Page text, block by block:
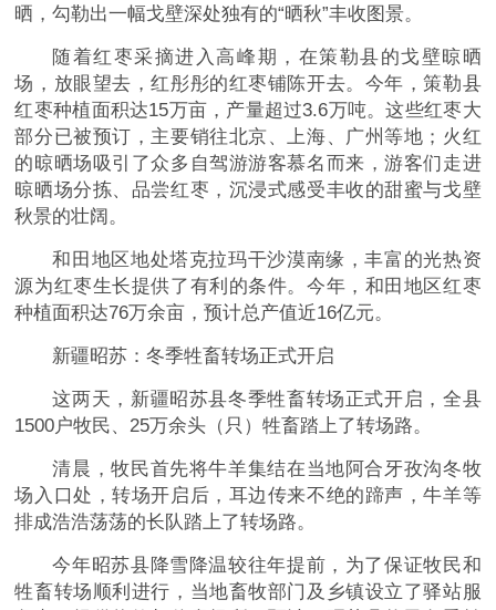
晒，勾勒出一幅戈壁深处独有的“晒秋”丰收图景。
随着红枣采摘进入高峰期，在策勒县的戈壁晾晒
场，放眼望去，红彤彤的红枣铺陈开去。今年，策勒县
红枣种植面积达15万亩，产量超过3.6万吨。这些红枣大
部分已被预订，主要销往北京、上海、广州等地；火红
的晾晒场吸引了众多自驾游游客慕名而来，游客们走进
晾晒场分拣、品尝红枣，沉浸式感受丰收的甜蜜与戈壁
秋景的壮阔。
和田地区地处塔克拉玛干沙漠南缘，丰富的光热资
源为红枣生长提供了有利的条件。今年，和田地区红枣
种植面积达76万余亩，预计总产值近16亿元。
新疆昭苏：冬季牲畜转场正式开启
这两天，新疆昭苏县冬季牲畜转场正式开启，全县
1500户牧民、25万余头（只）牲畜踏上了转场路。
清晨，牧民首先将牛羊集结在当地阿合牙孜沟冬牧
场入口处，转场开启后，耳边传来不绝的蹄声，牛羊等
排成浩浩荡荡的长队踏上了转场路。
今年昭苏县降雪降温较往年提前，为了保证牧民和
牲畜转场顺利进行，当地畜牧部门及乡镇设立了驿站服